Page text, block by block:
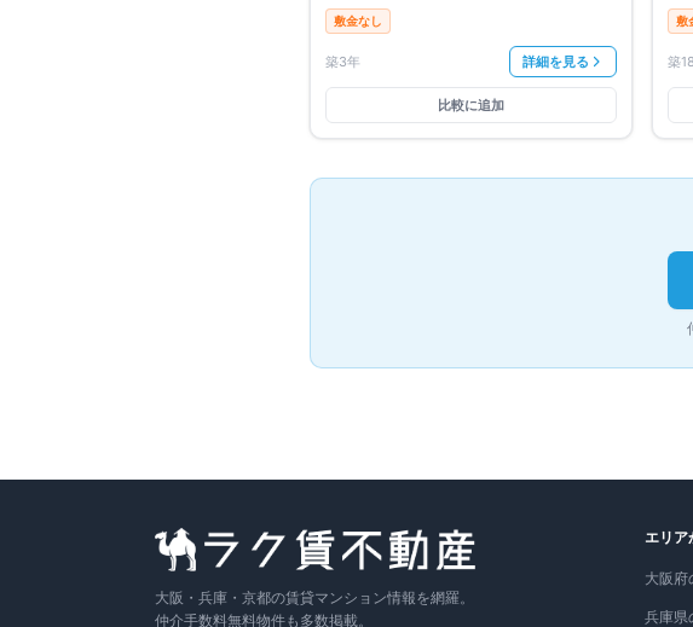
敷金なし
築3年 詳細を見る
比較に追加
敷
築
大阪・兵庫・京都の賃貸マンション情報を網羅。
仲介手数料無料物件も多数掲載。
エリア
大阪府
兵庫県